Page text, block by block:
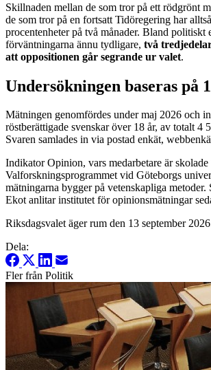
Skillnaden mellan de som tror på ett rödgrönt
de som tror på en fortsatt Tidöregering har
procentenheter på två månader. Bland politiskt
förväntningarna ännu tydligare, två
att oppositionen går segrande ur valet.
Undersökningen baseras på
Mätningen genomfördes under maj 2026 och
röstberättigade svenskar över 18 år, av totalt 4
Svaren samlades in via postad enkät,
Indikator Opinion, vars medarbetare är
Valforskningsprogrammet vid Göteborgs
mätningarna bygger på vetenskapliga metoder.
Ekot anlitar institutet för opinionsmätningar
Riksdagsvalet äger rum den 13 september
Dela:
Fler från Politik